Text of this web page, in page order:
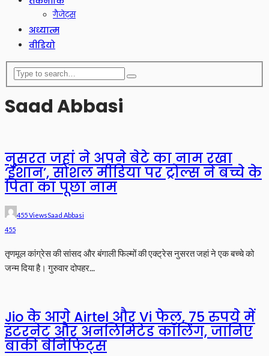
गैजेट्स
अध्यात्म
वीडियो
Saad Abbasi
नुसरत जहां ने अपने बेटे का नाम रखा
‘ईशान’, सोशल मीडिया पर ट्रोल्स ने बच्चे के
पिता का पूछा नाम
455 ViewsSaad Abbasi
455
तृणमूल कांग्रेस की सांसद और बंगाली फिल्मों की एक्ट्रेस नुसरत जहां ने एक बच्चे को
जन्म दिया है। गुरुवार दोपहर...
Jio के आगे Airtel और Vi फेल, 75 रुपये में
इंटरनेट और अनलिमिटेड कॉलिंग, जानिए
बाकी बेनिफिट्स